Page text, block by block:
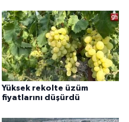
Yüksek rekolte üzüm
fiyatlarını düşürdü